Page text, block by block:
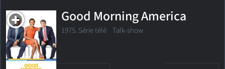
Good Morning America
1975. Série télé Talk-show